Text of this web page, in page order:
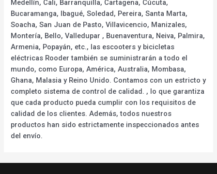
Medellín, Cali, Barranquilla, Cartagena, Cúcuta,
Bucaramanga, Ibagué, Soledad, Pereira, Santa Marta,
Soacha, San Juan de Pasto, Villavicencio, Manizales,
Montería, Bello, Valledupar , Buenaventura, Neiva, Palmira,
Armenia, Popayán, etc., las escooters y bicicletas
eléctricas Rooder también se suministrarán a todo el
mundo, como Europa, América, Australia, Mombasa,
Ghana, Malasia y Reino Unido. Contamos con un estricto y
completo sistema de control de calidad. , lo que garantiza
que cada producto pueda cumplir con los requisitos de
calidad de los clientes. Además, todos nuestros
productos han sido estrictamente inspeccionados antes
del envío.